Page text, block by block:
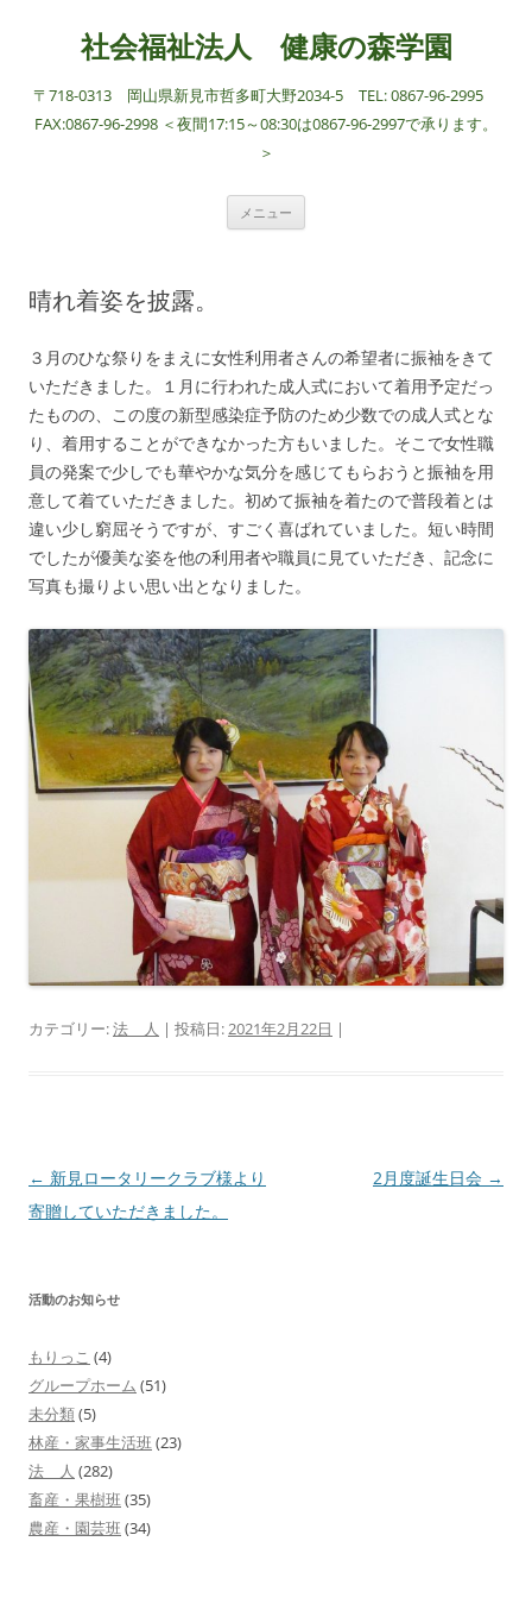
社会福祉法人 健康の森学園
〒718-0313 岡山県新見市哲多町大野2034-5 TEL: 0867-96-2995
FAX:0867-96-2998 ＜夜間17:15～08:30は0867-96-2997で承ります。
＞
メニュー
プ
晴れ着姿を披露。
３月のひな祭りをまえに女性利用者さんの希望者に振袖をきて
いただきました。１月に行われた成人式において着用予定だっ
たものの、この度の新型感染症予防のため少数での成人式とな
り、着用することができなかった方もいました。そこで女性職
員の発案で少しでも華やかな気分を感じてもらおうと振袖を用
意して着ていただきました。初めて振袖を着たので普段着とは
違い少し窮屈そうですが、すごく喜ばれていました。短い時間
でしたが優美な姿を他の利用者や職員に見ていただき、記念に
写真も撮りよい思い出となりました。
カテゴリー:法 人 | 投稿日:2021年2月22日 |
投
稿
ゲ
シ
ョ
ン
← 新見ロータリークラブ様より
寄贈していただきました。
2月度誕生日会 →
活動のお知らせ
もりっこ (4)
グループホーム (51)
未分類(5)
林産・家事生活班(23)
法 人 (282)
畜産・果樹班(35)
農産・園芸班(34)